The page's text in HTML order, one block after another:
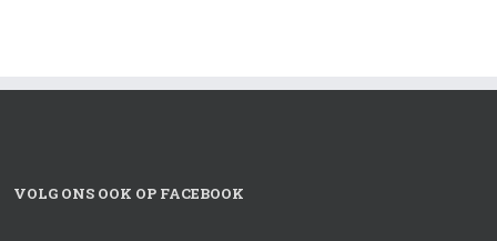
VOLG ONS OOK OP FACEBOOK